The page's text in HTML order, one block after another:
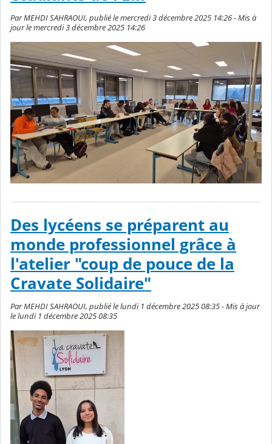
Par MEHDI SAHRAOUI, publié le mercredi 3 décembre 2025 14:26 - Mis à
jour le mercredi 3 décembre 2025 14:26
Des lycéens se préparent au
monde professionnel grâce à
l'atelier "coup de pouce de la
Cravate Solidaire"
Par MEHDI SAHRAOUI, publié le lundi 1 décembre 2025 08:35 - Mis à jour
le lundi 1 décembre 2025 08:35